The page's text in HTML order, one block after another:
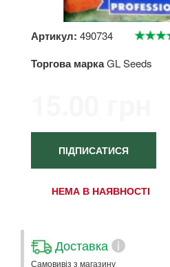
Артикул: 490734
Торгова маркаGL Seeds
ПІДПИСАТИСЯ
НЕМА В НАЯВНОСТІ
Доставка i
Самовивіз з магазину